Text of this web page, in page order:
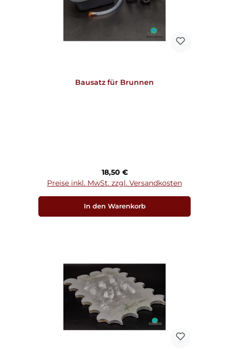
Bausatz für Brunnen
Regulärer Preis:
18,50 €
Preise inkl. MwSt. zzgl. Versandkosten
In den Warenkorb